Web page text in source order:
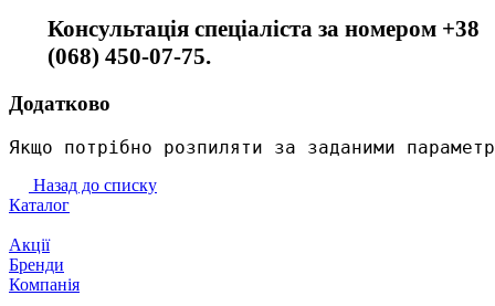
Консультація спеціаліста за номером +38
(068) 450-07-75.
Додатково
Якщо потрібно розпиляти за заданими
Назад до списку
Каталог
Акції
Бренди
Компанія